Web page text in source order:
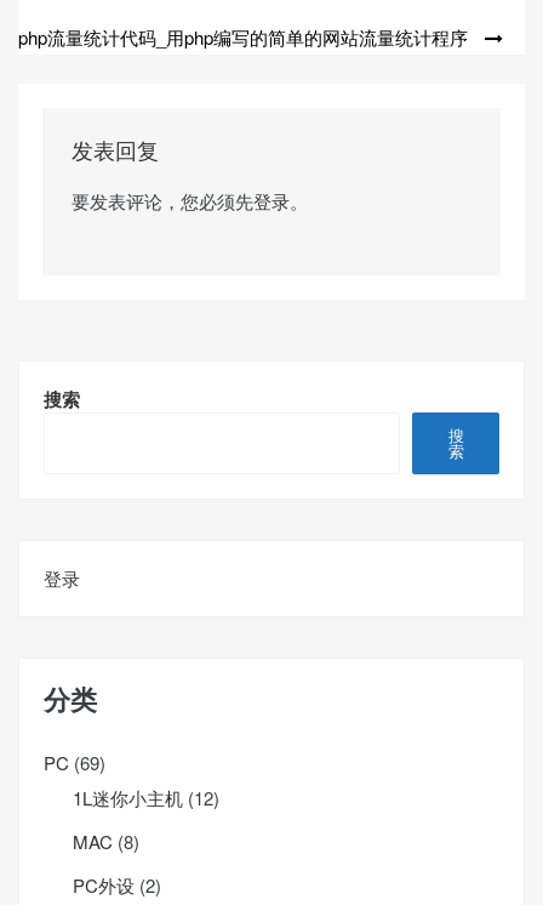
导
php流量统计代码_用php编写的简单的网站流量统计程序
发表回复
要发表评论，您必须先登录。
搜索
搜
索
登录
分类
PC (69)
1L迷你小主机 (12)
MAC (8)
PC外设 (2)